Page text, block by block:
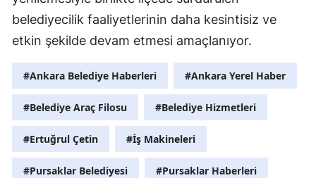
belediyecilik faaliyetlerinin daha kesintisiz ve
etkin şekilde devam etmesi amaçlanıyor.
#Ankara Belediye Haberleri #Ankara Yerel Haber
#Belediye Araç Filosu #Belediye Hizmetleri
#Ertuğrul Çetin #İş Makineleri
#Pursaklar Belediyesi #Pursaklar Haberleri